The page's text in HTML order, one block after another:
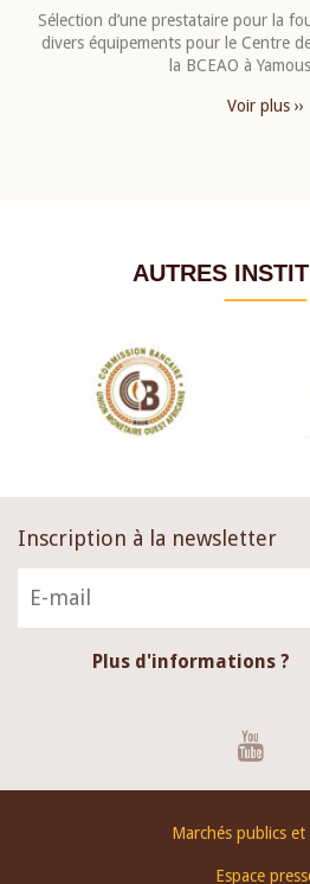
Sélection d’une prestataire pour la
divers équipements pour le Centre
la BCEAO à
Voir plus ››
AUTRES
Inscription à la newsletter
Plus d'informations ?
Marchés publics et
Espace